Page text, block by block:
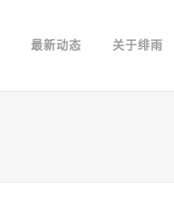
最新动态 关于绯雨